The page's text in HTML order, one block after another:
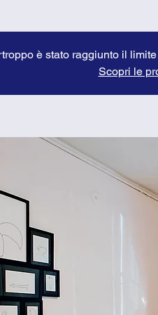
è stato raggiunto il
Scopri le